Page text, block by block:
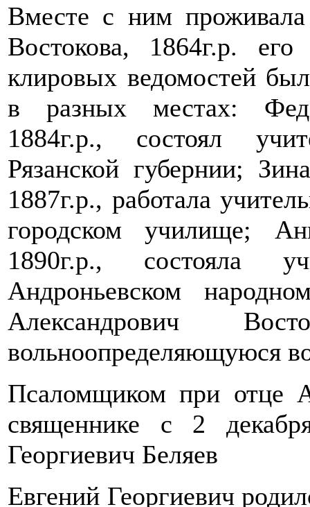
Вместе с ним
Востокова, 1864г.р.
клировых ведомостей
в разных местах:
1884г.р., состоял
Рязанской губернии;
1887г.р., работала
городском училище;
1890г.р., состояла
Андроньевском
Александрович
вольноопределяющуюся
Псаломщиком при отце
священнике с 2
Георгиевич Беляев
Евгений Георгиевич